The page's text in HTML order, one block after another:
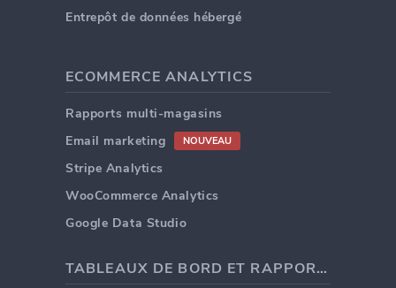
Entrepôt de données hébergé
ECOMMERCE ANALYTICS
Rapports multi-magasins
Email marketing
NOUVEAU
Stripe Analytics
WooCommerce Analytics
Google Data Studio
TABLEAUX DE BORD ET RAPPORTS